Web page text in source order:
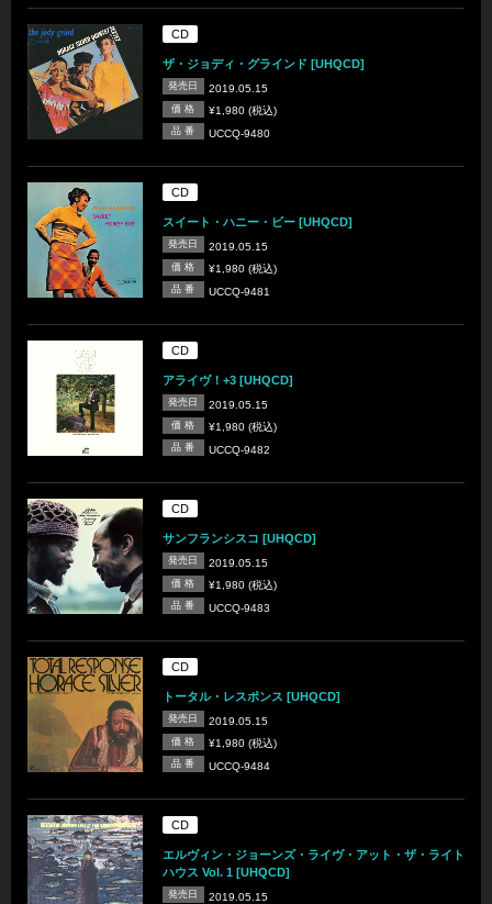
CD
ザ・ジョディ・グラインド [UHQCD]
発売日 2019.05.15
価 格 ¥1,980 (税込)
品 番 UCCQ-9480
CD
スイート・ハニー・ビー [UHQCD]
発売日 2019.05.15
価 格 ¥1,980 (税込)
品 番 UCCQ-9481
CD
アライヴ！+3 [UHQCD]
発売日 2019.05.15
価 格 ¥1,980 (税込)
品 番 UCCQ-9482
CD
サンフランシスコ [UHQCD]
発売日 2019.05.15
価 格 ¥1,980 (税込)
品 番 UCCQ-9483
CD
トータル・レスポンス [UHQCD]
発売日 2019.05.15
価 格 ¥1,980 (税込)
品 番 UCCQ-9484
CD
エルヴィン・ジョーンズ・ライヴ・アット・ザ・ライト
ハウス Vol. 1 [UHQCD]
発売日 2019.05.15